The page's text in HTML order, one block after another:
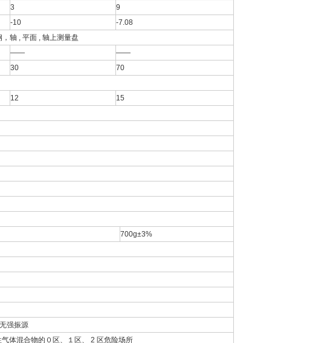
3
9
-10
-7.08
轴 , 平面 , 轴上测量盘
——
——
30
70
12
15
700g±3%
强振源
气体混合物的０区、１区、 2 区危险场所